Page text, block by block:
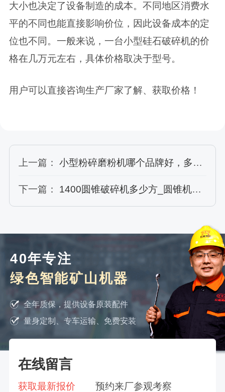
大小也决定了设备制造的成本。不同地区消费水
平的不同也能直接影响价位，因此设备成本的定
位也不同。一般来说，一台小型硅石破碎机的价
格在几万元左右，具体价格取决于型号。
用户可以直接咨询生产厂家了解、获取价格！
上一篇： 小型粉碎磨粉机哪个品牌好，多少钱一台
下一篇： 1400圆锥破碎机多少方_圆锥机哪个牌子好
40年专注
绿色智能矿山机器
全年质保，提供设备原装配件
量身定制、专车运输、免费安装
在线留言
获取最新报价 预约来厂参观考察